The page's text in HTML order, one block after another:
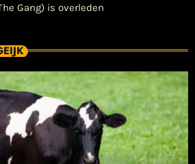
Gang) is overleden